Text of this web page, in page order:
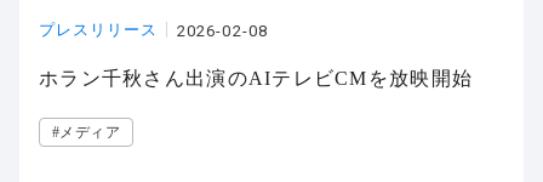
プレスリリース 2026-02-08
ホラン千秋さん出演のAIテレビCMを放映開始
#メディア